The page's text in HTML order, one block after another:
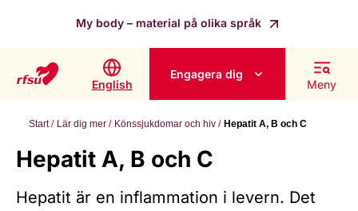
My body – material på olika språk
English
Engagera dig
Meny
Start Lär dig mer Könssjukdomar och hiv Hepatit A, B och C
Hepatit A, B och C
Hepatit är en inflammation i levern. Det